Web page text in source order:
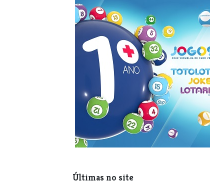
Últimas no site